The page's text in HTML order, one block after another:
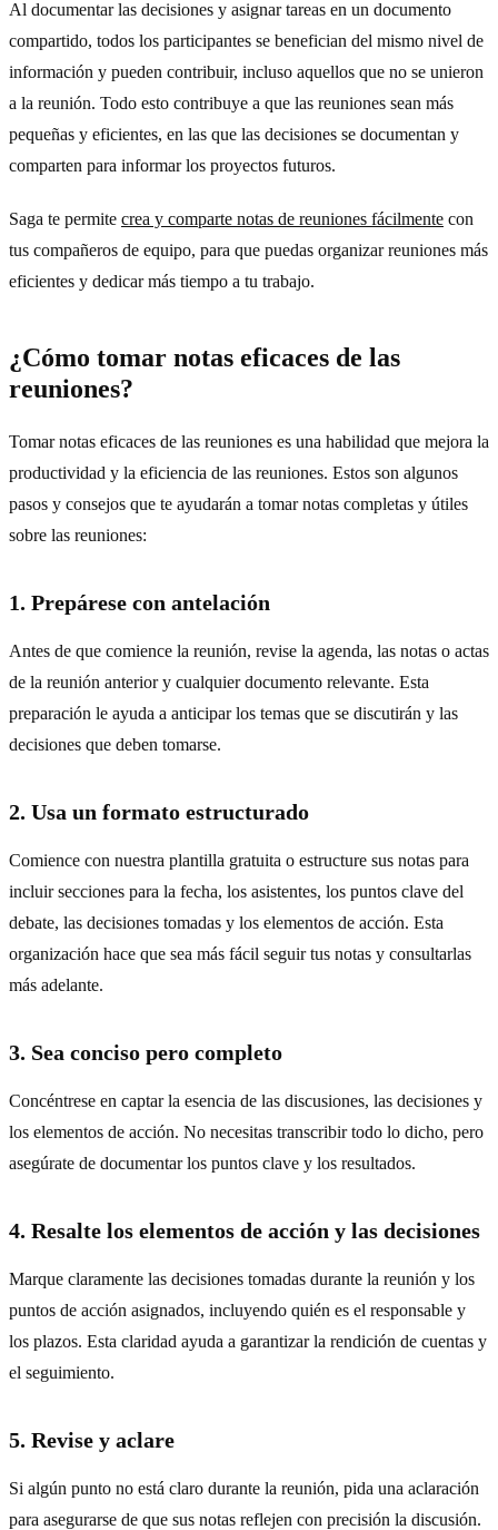
Al documentar las decisiones y asignar tareas en un documento
compartido, todos los participantes se benefician del mismo nivel de
información y pueden contribuir, incluso aquellos que no se unieron
a la reunión. Todo esto contribuye a que las reuniones sean más
pequeñas y eficientes, en las que las decisiones se documentan y
comparten para informar los proyectos futuros.
Saga te permite crea y comparte notas de reuniones fácilmente con
tus compañeros de equipo, para que puedas organizar reuniones más
eficientes y dedicar más tiempo a tu trabajo.
¿Cómo tomar notas eficaces de las
reuniones?
Tomar notas eficaces de las reuniones es una habilidad que mejora la
productividad y la eficiencia de las reuniones. Estos son algunos
pasos y consejos que te ayudarán a tomar notas completas y útiles
sobre las reuniones:
1. Prepárese con antelación
Antes de que comience la reunión, revise la agenda, las notas o actas
de la reunión anterior y cualquier documento relevante. Esta
preparación le ayuda a anticipar los temas que se discutirán y las
decisiones que deben tomarse.
2. Usa un formato estructurado
Comience con nuestra plantilla gratuita o estructure sus notas para
incluir secciones para la fecha, los asistentes, los puntos clave del
debate, las decisiones tomadas y los elementos de acción. Esta
organización hace que sea más fácil seguir tus notas y consultarlas
más adelante.
3. Sea conciso pero completo
Concéntrese en captar la esencia de las discusiones, las decisiones y
los elementos de acción. No necesitas transcribir todo lo dicho, pero
asegúrate de documentar los puntos clave y los resultados.
4. Resalte los elementos de acción y las decisiones
Marque claramente las decisiones tomadas durante la reunión y los
puntos de acción asignados, incluyendo quién es el responsable y
los plazos. Esta claridad ayuda a garantizar la rendición de cuentas y
el seguimiento.
5. Revise y aclare
Si algún punto no está claro durante la reunión, pida una aclaración
para asegurarse de que sus notas reflejen con precisión la discusión.